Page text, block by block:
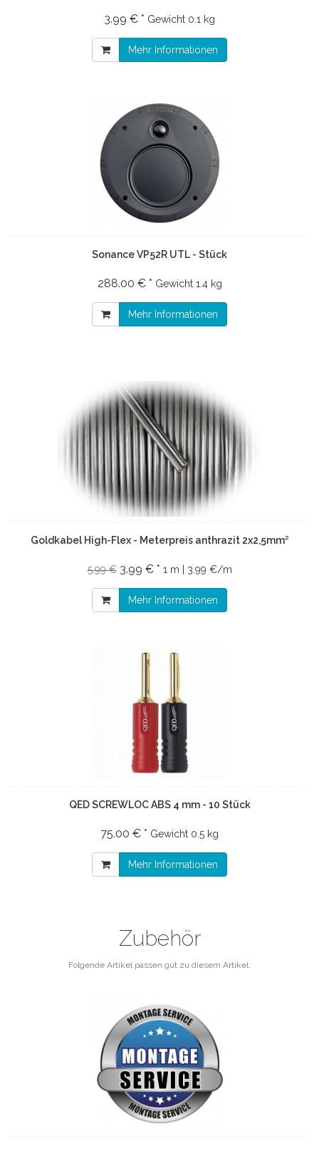
3.99 € * Gewicht 0.1 kg
Mehr Informationen
Sonance VP52R UTL - Stück
288.00 € * Gewicht 1.4 kg
Mehr Informationen
Goldkabel High-Flex - Meterpreis anthrazit 2x2,5mm²
5.99 € 3.99 € * 1 m | 3.99 €/m
Mehr Informationen
QED SCREWLOC ABS 4 mm - 10 Stück
75.00 € * Gewicht 0.5 kg
Mehr Informationen
Zubehör
Folgende Artikel passen gut zu diesem Artikel.